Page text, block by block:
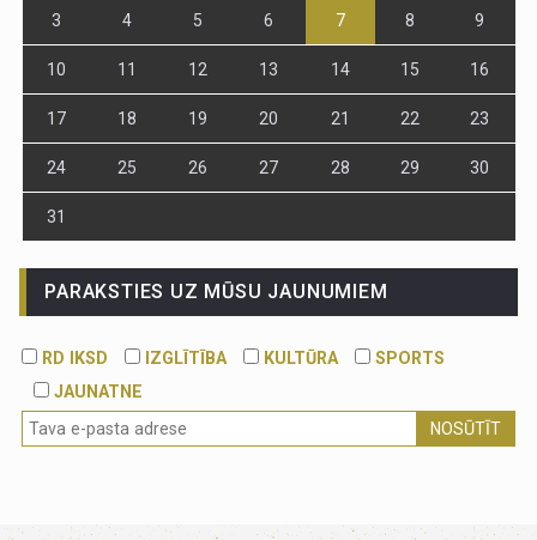
3 4 5 6 7 8 9
10 11 12 13 14 15 16
17 18 19 20 21 22 23
24 25 26 27 28 29 30
31
PARAKSTIES UZ MŪSU JAUNUMIEM
RD IKSD IZGLĪTĪBA KULTŪRA
SPORTS
JAUNATNE
NOSŪTĪT